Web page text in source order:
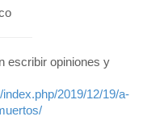
escribir opiniones y
2019/12/19/a-